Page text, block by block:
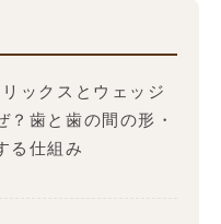
ックスとウェッジ
？歯と歯の間の形・
る仕組み